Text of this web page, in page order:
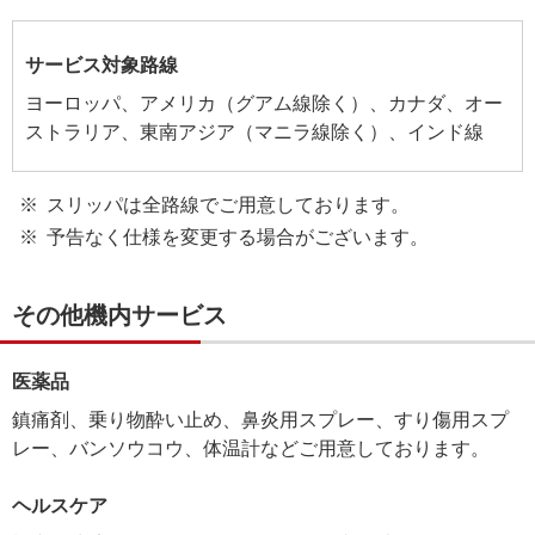
サービス対象路線
ヨーロッパ、アメリカ（グアム線除く）、カナダ、オー
ストラリア、東南アジア（マニラ線除く）、インド線
スリッパは全路線でご用意しております。
予告なく仕様を変更する場合がございます。
その他機内サービス
医薬品
鎮痛剤、乗り物酔い止め、鼻炎用スプレー、すり傷用スプ
レー、バンソウコウ、体温計などご用意しております。
ヘルスケア